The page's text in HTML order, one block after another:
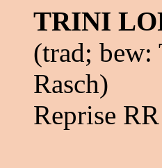
TRINI
(trad;
Rasch)
Reprise